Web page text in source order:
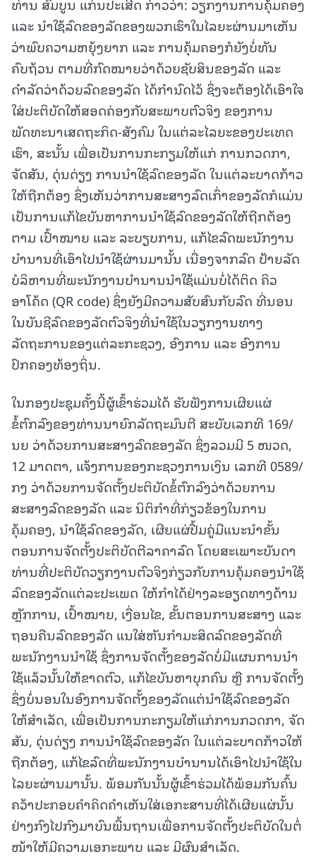
ທ່ານ ສົມບູນ ແກ່ນປະເສີດ ກ່າວວ່າ: ວຽກງານການຄຸ້ມຄອງ
ແລະ ນໍາໃຊ້ລົດຂອງລັດຂອງພວກເຮົາໃນໄລຍະຜ່ານມາເຫັນ
ວ່າພົບຄວາມຫຍຸ້ງຍາກ ແລະ ການຄຸ້ມຄອງກໍຍັງບໍ່ທັນ
ຄົບຖ້ວນ ຕາມທີ່ກົດໝາຍວ່າດ້ວຍຊັບສິນຂອງລັດ ແລະ
ດຳລັດວ່າດ້ວຍລົດຂອງລັດ ໄດ້ກຳນົດໄວ້ ຊຶ່ງຈະຕ້ອງໄດ້ເອົາໃຈ
ໃສ່ປະຕິບັດໃຫ້ສອດຄ່ອງກັບສະພາບຕົວຈິງ ຂອງການ
ພັດທະນາເສດຖະກິດ-ສັງຄົມ ໃນແຕ່ລະໄລຍະຂອງປະເທດ
ເຮົາ, ສະນັ້ນ ເພື່ອເປັນການກະກຽມໃຫ້ແກ່ ການກວດກາ,
ຈັດສັນ, ດຸ່ນດ່ຽງ ການນໍາໃຊ້ລົດຂອງລັດ ໃນແຕ່ລະບາດກ້າວ
ໃຫ້ຖືກຕ້ອງ ຊຶ່ງເຫັນວ່າການສະສາງລົດເກົ່າຂອງລັດກໍແມ່ນ
ເປັນການແກ້ໄຂບັນຫາການນໍາໃຊ້ລົດຂອງລັດໃຫ້ຖືກຕ້ອງ
ຕາມ ເປົ້າໝາຍ ແລະ ລະບຽບການ, ແກ້ໄຂລົດພະນັກງານ
ບໍານານທີ່ເອົາໄປນໍາໃຊ້ຜ່ານມານັ້ນ ເນື່ອງຈາກລົດ ປ້າຍລັດ
ບໍລິຫານທີ່ພະນັກງານບຳນານນໍາໃຊ້ແມ່ນບໍ່ໄດ້ຕິດ ຄິວ
ອາໂຄ້ດ (QR code) ຊຶ່ງຍັງມີຄວາມສັບສົນກັບລົດ ທີ່ນອນ
ໃນບັນຊີລົດຂອງລັດຕົວຈິງທີ່ນໍາໃຊ້ໃນວຽກງານທາງ
ລັດຖະການຂອງແຕ່ລະກະຊວງ, ອົງການ ແລະ ອົງການ
ປົກຄອງທ້ອງຖິ່ນ.
ໃນກອງປະຊຸມຄັ້ງນີ້ຜູ້ເຂົ້າຮ່ວມໄດ້ ຮັບຟັງການເຜີຍແຜ່
ຂໍ້ຕົກລົງຂອງທ່ານນາຍົກລັດຖະມົນຕີ ສະບັບເລກທີ 169/
ນຍ ວ່າດ້ວຍການສະສາງລົດຂອງລັດ ຊຶ່ງລວມມີ 5 ໜວດ,
12 ມາດຕາ, ແຈ້ງການຂອງກະຊວງການເງິນ ເລກທີ 0589/
ກງ ວ່າດ້ວຍການຈັດຕັ້ງປະຕິບັດຂໍ້ຕົກລົງວ່າດ້ວຍການ
ສະສາງລົດຂອງລັດ ແລະ ນິຕິກຳທີ່ກ່ຽວຂ້ອງໃນການ
ຄຸ້ມຄອງ, ນຳໃຊ້ລົດຂອງລັດ, ເຜີຍແຜ່ປື້ມຄູ່ມືແນະນຳຂັ້ນ
ຕອນການຈັດຕັ້ງປະຕິບັດຕີລາຄາລົດ ໂດຍສະເພາະບັນດາ
ທ່ານທີ່ປະຕິບັດວຽກງານຕົວຈິງກ່ຽວກັບການຄຸ້ມຄອງນຳໃຊ້
ລົດຂອງລັດແຕ່ລະປະເພດ ໃຫ້ກຳໄດ້ຢ່າງລະອຽດທາງດ້ານ
ຫຼັກການ, ເປົ້າໝາຍ, ເງື່ອນໄຂ, ຂັ້ນຕອນການສະສາງ ແລະ
ຖອນຄືນລົດຂອງລັດ ແນໃສ່ຫັນກຳມະສິດລົດຂອງລັດທີ່
ພະນັກງານນຳໃຊ້ ຊຶ່ງການຈັດຕັ້ງຂອງລັດບໍ່ມີແຜນການນຳ
ໃຊ້ແລ້ວນັ້ນໃຫ້ຂາດຕົວ, ແກ້ໄຂບັນຫາບຸກຄົນ ຫຼື ການຈັດຕັ້ງ
ຊຶ່ງບໍ່ນອນໃນອົງການຈັດຕັ້ງຂອງລັດແຕ່ນຳໃຊ້ລົດຂອງລັດ
ໃຫ້ສຳເລັດ, ເພື່ອເປັນການກະກຽມໃຫ້ແກ່ການກວດກາ, ຈັດ
ສັນ, ດຸ່ນດ່ຽງ ການນຳໃຊ້ລົດຂອງລັດ ໃນແຕ່ລະບາດກ້າວໃຫ້
ຖືກຕ້ອງ, ແກ້ໄຂລົດທີ່ພະນັກງານບຳນານໄດ້ເອົາໄປນຳໃຊ້ໃນ
ໄລຍະຜ່ານມານັ້ນ. ພ້ອມກັນນັ້ນຜູ້ເຂົ້າຮ່ວມໄດ້ພ້ອມກັນຄົ້ນ
ຄວ້າປະກອບຄຳຄິດຄຳເຫັນໃສ່ເອກະສານທີ່ໄດ້ເຜີຍແຜ່ນັ້ນ
ຢ່າງກົງໄປກົງມາບົນພື້ນຖານເພື່ອການຈັດຕັ້ງປະຕິບັດໃນຕໍ່
ໜ້າໃຫ້ມີຄວາມເອກະພາບ ແລະ ມີຜົນສຳເລັດ.